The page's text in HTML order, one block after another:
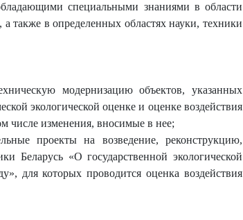
специальными знаниями в области
также в определенных областях науки, техники
модернизацию объектов, указанных
экологической оценке и оценке воздействия
числе изменения, вносимые в нее;
проекты на возведение, реконструкцию,
Беларусь «О государственной экологической
для которых проводится оценка воздействия